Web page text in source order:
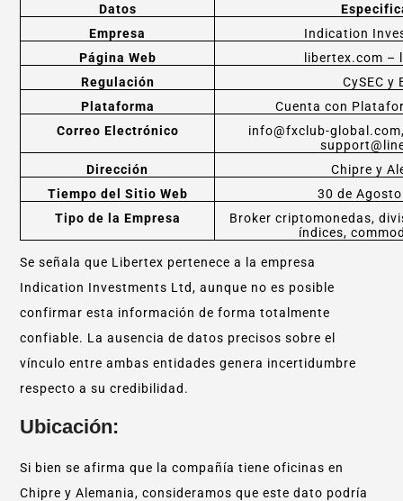
Datos
Empresa
Indication
Página Web
libertex.com –
Regulación
CySEC y
Plataforma
Cuenta con
Correo Electrónico
info@fxclub-
Dirección
Chipre y
Tiempo del Sitio Web
30 de
Tipo de la Empresa
Broker criptomonedas,
índices,
Se señala que Libertex pertenece a la empresa
Indication Investments Ltd, aunque no es posible
confirmar esta información de forma totalmente
confiable. La ausencia de datos precisos sobre el
vínculo entre ambas entidades genera incertidumbre
respecto a su credibilidad.
Ubicación:
Si bien se afirma que la compañía tiene oficinas en
Chipre y Alemania, consideramos que este dato podría